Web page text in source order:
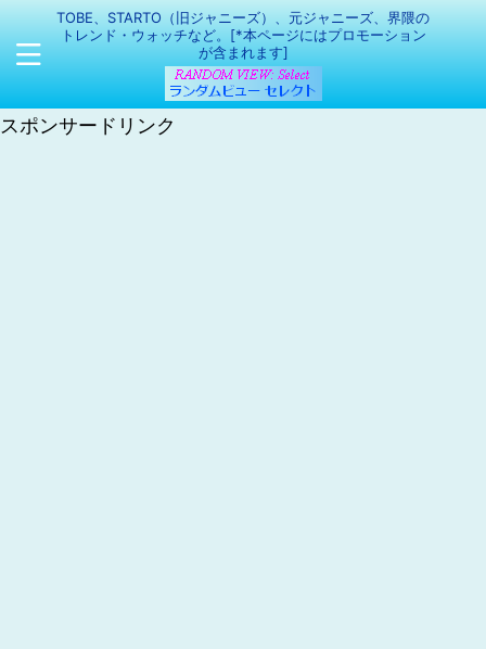
TOBE、STARTO（旧ジャニーズ）、元ジャニーズ、界隈の
トレンド・ウォッチなど。[*本ページにはプロモーション
が含まれます]
スポンサードリンク